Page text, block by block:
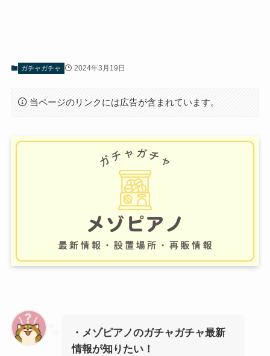
ガチャガチャ 2024年3月19日
当ページのリンクには広告が含まれています。
・メゾピアノのガチャガチャ最新
情報が知りたい！